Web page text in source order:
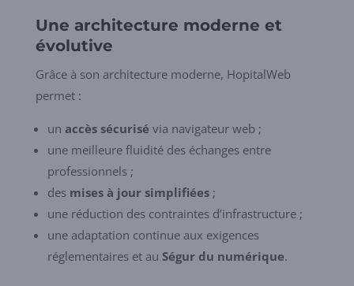
Une architecture moderne et
évolutive
Grâce à son architecture moderne, HopitalWeb
permet :
un accès sécurisé via navigateur web ;
une meilleure fluidité des échanges entre
professionnels ;
des mises à jour simplifiées;
une réduction des contraintes d’infrastructure ;
une adaptation continue aux exigences
réglementaires et au Ségur du numérique.